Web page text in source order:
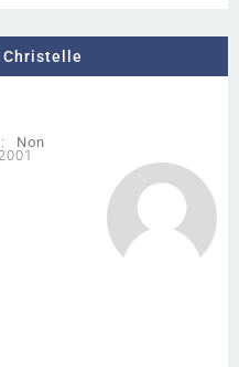
Christelle
Non